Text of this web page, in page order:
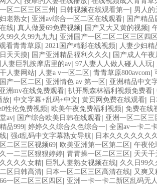
区二区三区三州 | 日韩视频在线观看第一| 男人的
老熟女| 亚洲av综合一区二区在线观看| 国产精
线| 真人做爰69免费视频| 国产又大又黄的视频|
99久久99九九九| 亚洲国产一区二区二区三区四
看青青草原| 2021国产精彩在线视频| 人妻少妇
天天摸| 国产亚洲精品福利久久久 | 国产成人午
人妻巨乳按摩店里的av| 97人妻人人做人碰人人玩|
人妻网站| 人妻a v一区二区 | 青青草原800avcom|
产一区二区 | 亚洲情色 av 第一区 | 亚洲精品中文
亚洲mv在线免费观看| 扒开黑森林福利视频免费看|
放| 中文字幕+乱码+中文| 黄页网免费在线观看|
性伦免费视频| 欧美午夜免费福利视频| 免费在线
av| 国产综合欧美日韩在线观看| 亚洲一区二区三
品999| 婷婷久久综合久色综合一| 全国av一卡二
| 强d乱码中文字幕熟女导航| 日本久久久久久久
二区三区视频69| 欧美亚洲第一区第二区 | 午夜伦
一二三区狠狠婷婷| 青青操一区二区三区 | 天天干
久久久女精| 巨乳人妻熟女视频在线| 久久日99
区日韩高清| 日本一区二区三区高清在线| 又爽
一区二区三区四区 | 亚洲一卡一卡二新区乱码无